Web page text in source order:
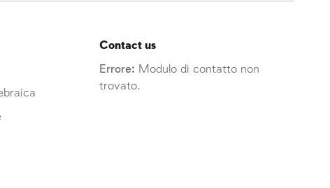
Contact us
Errore: Modulo di contatto non
trovato.